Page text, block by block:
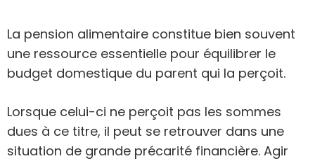
La pension alimentaire constitue bien souvent
une ressource essentielle pour équilibrer le
budget domestique du parent qui la perçoit.
Lorsque celui-ci ne perçoit pas les sommes
dues à ce titre, il peut se retrouver dans une
situation de grande précarité financière. Agir